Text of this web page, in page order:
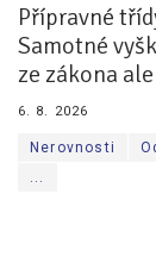
Přípravné
Samotné
ze zákona
6. 8. 2026
Nerovnosti